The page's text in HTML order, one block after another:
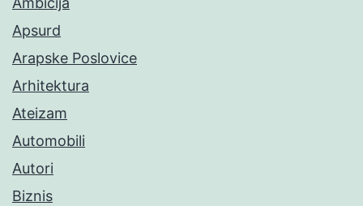
Apsurd
Arapske Poslovice
Arhitektura
Ateizam
Automobili
Autori
Biznis